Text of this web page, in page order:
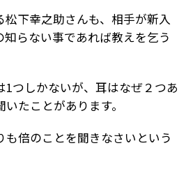
下幸之助さんも、相手が新入
らない事であれば教えを乞う
つしかないが、耳はなぜ２つあ
たことがあります。
も倍のことを聞きなさいという